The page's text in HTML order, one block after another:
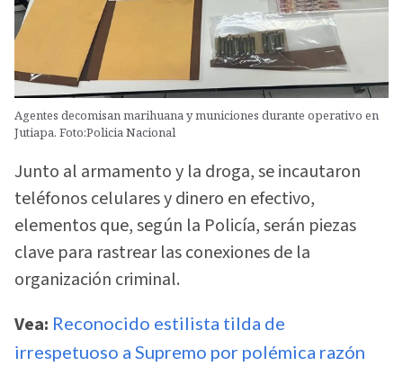
Agentes decomisan marihuana y municiones durante operativo en
Jutiapa. Foto:Policia Nacional
Junto al armamento y la droga, se incautaron
teléfonos celulares y dinero en efectivo,
elementos que, según la Policía, serán piezas
clave para rastrear las conexiones de la
organización criminal.
Vea: Reconocido estilista tilda de
irrespetuoso a Supremo por polémica razón